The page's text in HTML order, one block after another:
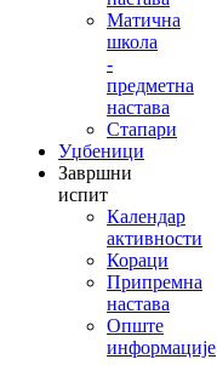
Матична
школа
-
предметна
настава
Стапари
Уџбеници
Завршни
испит
Календар
активности
Кораци
Припремна
настава
Опште
информације